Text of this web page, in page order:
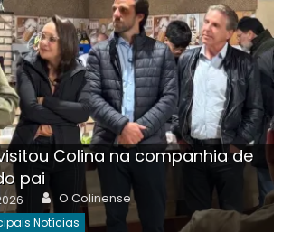
Colina na companhia de
pai
Author
O Colinense
Notícias